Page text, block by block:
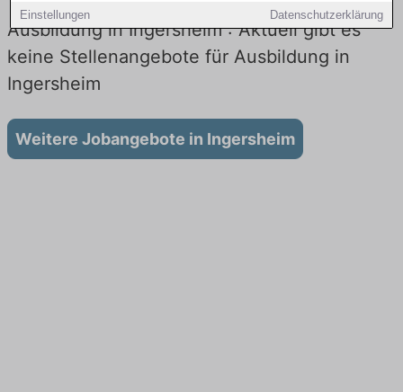
Einstellungen Datenschutzerklärung
Ausbildung in Ingersheim : Aktuell gibt es
keine Stellenangebote für Ausbildung in
Ingersheim
Weitere Jobangebote in Ingersheim